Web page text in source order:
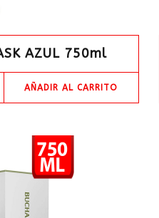
AZUL 750ml
AÑADIR AL CARRITO